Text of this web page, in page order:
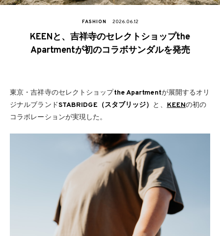
FASHION 2026.06.12
KEENと、吉祥寺のセレクトショップthe
Apartmentが初のコラボサンダルを発売
東京・吉祥寺のセレクトショップthe Apartmentが展開するオリ
ジナルブランドSTABRIDGE（スタブリッジ） と、 KEENの初の
コラボレーションが実現した。